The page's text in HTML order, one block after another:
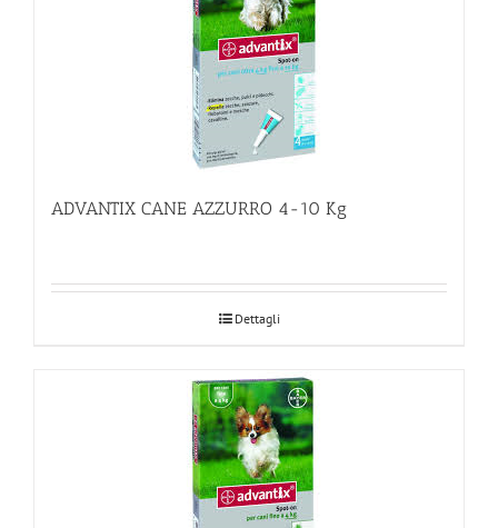
ADVANTIX CANE AZZURRO 4-10 Kg
Dettagli